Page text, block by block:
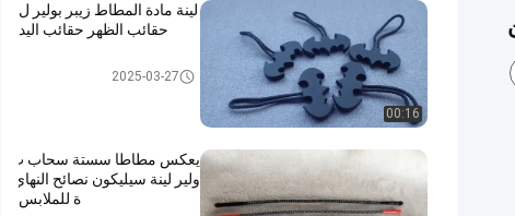
00:16
لينة مادة المطاط زيبر بولير ل
حقائب الظهر حقائب اليد
المطاط سستة بولير2025-03-27
يعكس مطاطا سستة سحاب ب
ولير لينة سيليكون نصائح النهاي
ة للملابس